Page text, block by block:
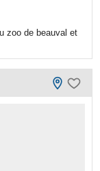
zoo de beauval et